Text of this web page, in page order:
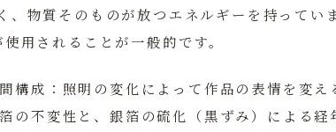
、物質そのものが放つエネルギーを持ってい
用されることが一般的です。
構成： 照明の変化によって作品の表情を変え
の不変性と、銀箔の硫化（黒ずみ）による経